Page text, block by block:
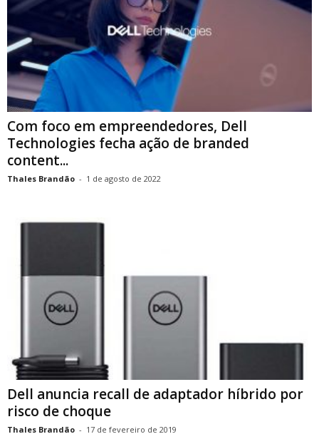
Com foco em empreendedores, Dell
Technologies fecha ação de branded
content...
Thales Brandão - 1 de agosto de 2022
Dell anuncia recall de adaptador híbrido por
risco de choque
Thales Brandão - 17 de fevereiro de 2019